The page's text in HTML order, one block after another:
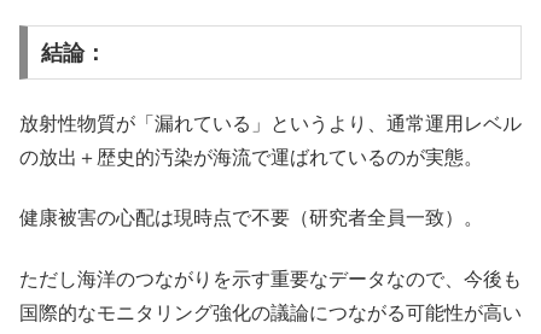
結論：
放射性物質が「漏れている」というより、通常運用レベル
の放出＋歴史的汚染が海流で運ばれているのが実態。
健康被害の心配は現時点で不要（研究者全員一致）。
ただし海洋のつながりを示す重要なデータなので、今後も
国際的なモニタリング強化の議論につながる可能性が高い